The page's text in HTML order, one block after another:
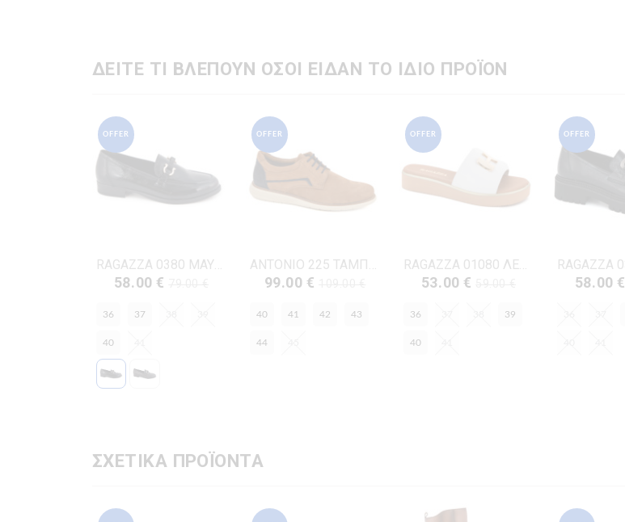
ΔΕΙΤΕ ΤΙ ΒΛΕΠΟΥΝ ΟΣΟΙ ΕΙΔΑΝ ΤΟ ΙΔΙΟ ΠΡΟΪΟΝ
OFFER
RAGAZZA 0380 ΜΑΥΡΟ ΔΕΡΜΑ-ΛΟΥΣΤΡΙΝΙ
58.00 €
36 37
40
OFFER
ANTONIO 225 ΤΑΜΠΑ ΔΕΡΜΑ-NUBUK
99.00 €
40 41 42 43
44
OFFER
RAGAZZA 01080 ΛΕΥΚΟ ΔΕΡΜΑ
53.00 €
36 39
40
OFFER
58.00 €
ΣΧΕΤΙΚΑ ΠΡΟΪΟΝΤΑ